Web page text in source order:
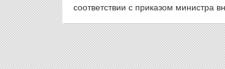
соответствии с приказом министра